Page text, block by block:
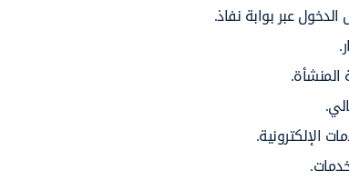
عبر بوابة نفاذ.
المنشأة.
الإلكترونية.